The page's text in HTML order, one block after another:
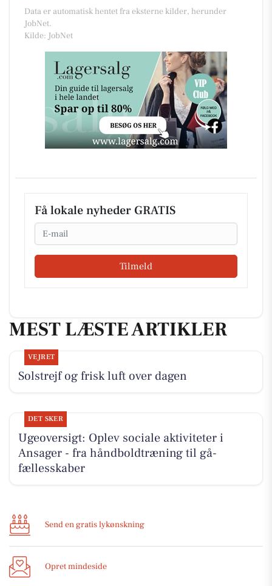
Data er automatisk hentet fra eksterne kilder, herunder
JobNet.
Kilde: JobNet
Få lokale nyheder GRATIS
Email
Tilmeld
MEST LÆSTE ARTIKLER
VEJRET
Solstrejf og frisk luft over dagen
DET SKER
Ugeoversigt: Oplev sociale aktiviteter i
Ansager - fra håndboldtræning til gå-
fællesskaber
Send en gratis lykønskning
Opret mindeside